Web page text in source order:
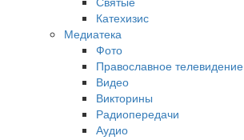
Катехизис
Медиатека
Фото
Православное телевидение
Видео
Викторины
Радиопередачи
Аудио